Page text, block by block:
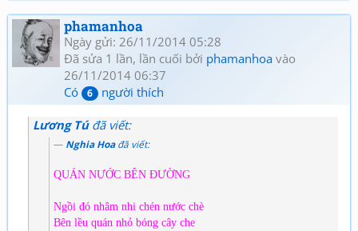
phamanhoa
Ngày gửi: 26/11/2014 05:28
Đã sửa 1 lần, lần cuối bởi phamanhoa vào
26/11/2014 06:37
Có
6 người thích
Lương Túđã viết:
Nghia Hoađã viết:
QUÁN NƯỚC BÊN ĐƯỜNG
Ngồi đó nhâm nhi chén nước chè
Bên lều quán nhỏ bóng cây che